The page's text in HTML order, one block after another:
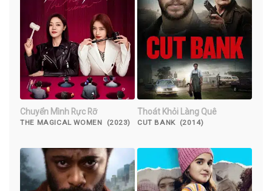
Chuyển Mình Rực Rỡ
THE MAGICAL WOMEN (2023)
Thoát Khỏi Làng Quê
CUT BANK (2014)